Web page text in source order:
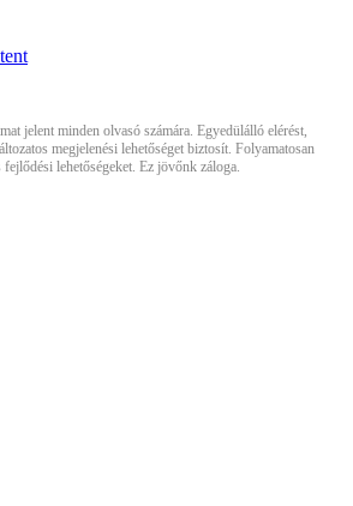
jelent minden olvasó számára. Egyedülálló elérést,
megjelenési lehetőséget biztosít. Folyamatosan
lehetőségeket. Ez jövőnk záloga.